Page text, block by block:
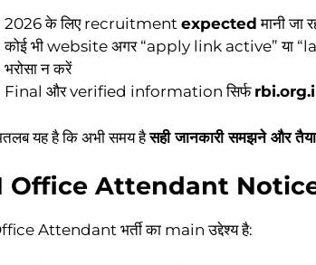
2026 के लिए recruitment expected मानी जा
कोई भी website अगर “apply link active” या
भरोसा न करें
Final और verified information सिर्फ
यह है कि अभी समय हैसही जानकारी समझने और
Office Attendant Notice
Attendant भर्ती का main उद्देश्य है: